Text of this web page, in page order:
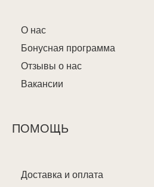
О нас
Бонусная программа
Отзывы о нас
Вакансии
ПОМОЩЬ
Доставка и оплата